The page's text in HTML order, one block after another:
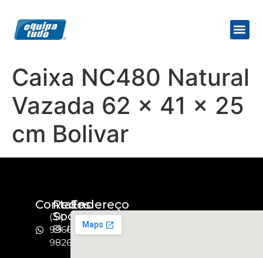
Caixa NC480 Natural
Vazada 62 x 41 x 25
cm Bolivar
Contato
(31)
99664-
9826
Redes
Socias
Instagram
Endereço